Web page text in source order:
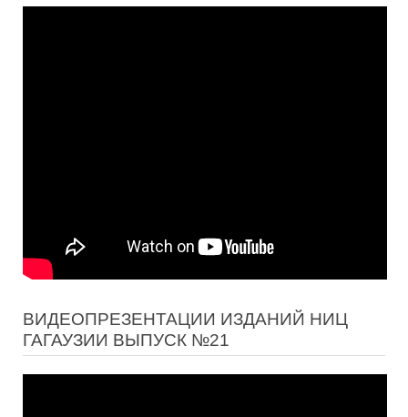
ВИДЕОПРЕЗЕНТАЦИИ ИЗДАНИЙ НИЦ
ГАГАУЗИИ ВЫПУСК №21